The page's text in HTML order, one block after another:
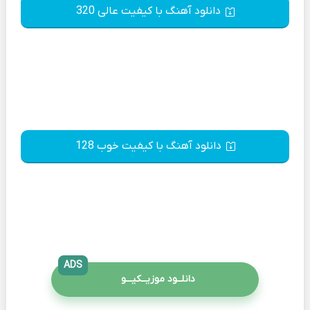
دانلود آهنگ با کیفیت عالی 320
دانلود آهنگ با کیفیت خوب 128
دانلــود موزیــکیـــو
ADS